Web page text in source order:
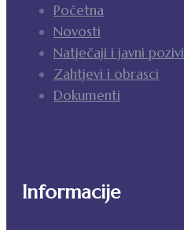
Početna
Novosti
Natječaji i javni pozivi
Zahtjevi i obrasci
Dokumenti
Informacije